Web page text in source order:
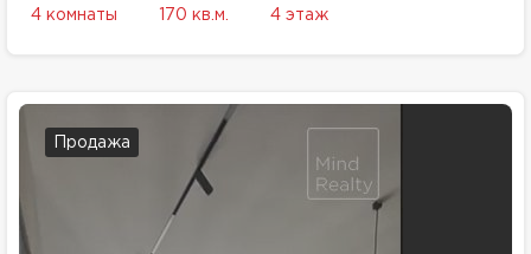
4 комнаты 170 кв.м. 4 этаж
Продажа